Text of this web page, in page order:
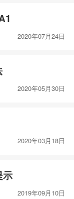
2020年07月24日
2020年05月30日
2020年03月18日
示
2019年09月10日